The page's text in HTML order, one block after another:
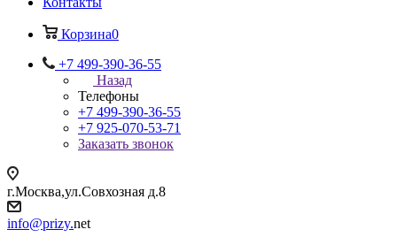
Корзина0
+7 499-390-36-55
Назад
Телефоны
+7 499-390-36-55
+7 925-070-53-71
Заказать звонок
г.Москва,ул.Совхозная д.8
info@prizy.net